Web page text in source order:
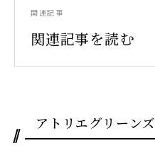
関連記事
関連記事を読む
アトリエグリーンズ